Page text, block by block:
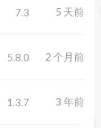
7.3 5 天前
5.8.0 2 个月前
1.3.7 3 年前